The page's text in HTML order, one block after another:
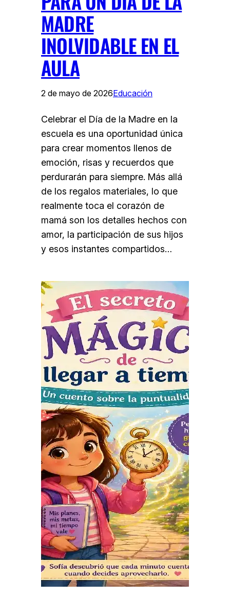
MADRE
INOLVIDABLE EN EL
AULA
2 de mayo de 2026Educación
Celebrar el Día de la Madre en la
escuela es una oportunidad única
para crear momentos llenos de
emoción, risas y recuerdos que
perdurarán para siempre. Más allá
de los regalos materiales, lo que
realmente toca el corazón de
mamá son los detalles hechos con
amor, la participación de sus hijos
y esos instantes compartidos…